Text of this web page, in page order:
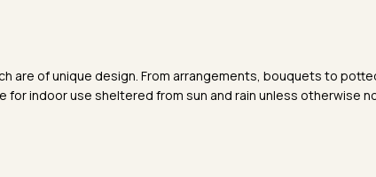
are of unique design. From arrangements, bouquets to
indoor use sheltered from sun and rain unless otherwise